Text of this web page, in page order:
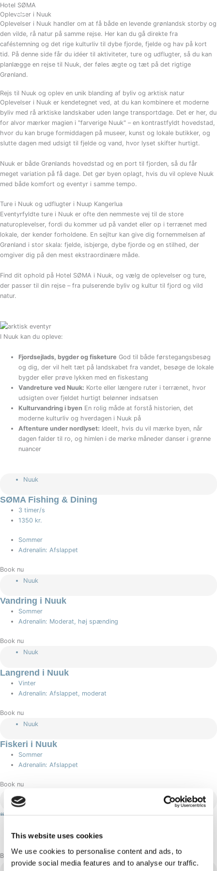
This website uses cookies
We use cookies to personalise content and ads, to
provide social media features and to analyse our traffic.
Gå
til
indholdet
Hotel SØMA
Oplevelser i Nuuk
Oplevelser i Nuuk handler om at få både en levende grønlandsk storby og
den vilde, rå natur på samme rejse. Her kan du gå direkte fra
caféstemning og det rige kulturliv til dybe fjorde, fjelde og hav på kort
tid. På denne side får du idéer til aktiviteter, ture og udflugter, så du kan
planlægge en rejse til Nuuk, der føles ægte og tæt på det rigtige
Grønland.
Rejs til Nuuk og oplev en unik blanding af byliv og arktisk natur
Oplevelser i Nuuk er kendetegnet ved, at du kan kombinere et moderne
byliv med rå arktiske landskaber uden lange transportdage. Det er her, du
for alvor mærker magien i "farverige Nuuk" – en kontrastfyldt hovedstad,
hvor du kan bruge formiddagen på museer, kunst og lokale butikker, og
slutte dagen med udsigt til fjelde og vand, hvor lyset skifter hurtigt.
Nuuk er både Grønlands hovedstad og en port til fjorden, så du får
meget variation på få dage. Det gør byen oplagt, hvis du vil opleve Nuuk
med både komfort og eventyr i samme tempo.
Ture i Nuuk og udflugter i Nuup Kangerlua
Eventyrfyldte ture i Nuuk er ofte den nemmeste vej til de store
naturoplevelser, fordi du kommer ud på vandet eller op i terrænet med
lokale, der kender forholdene. En sejltur kan give dig fornemmelsen af
Grønland i stor skala: fjelde, isbjerge, dybe fjorde og en stilhed, der
omgiver dig på den mest ekstraordinære måde.
Find dit ophold på Hotel SØMA i Nuuk, og vælg de oplevelser og ture,
der passer til din rejse – fra pulserende byliv og kultur til fjord og vild
natur.
I Nuuk kan du opleve:
Fjordsejlads, bygder og fisketure God til både førstegangsbesøg
og dig, der vil helt tæt på landskabet fra vandet, besøge de lokale
bygder eller prøve lykken med en fiskestang
Vandreture ved Nuuk: Korte eller længere ruter i terrænet, hvor
udsigten over fjeldet hurtigt belønner indsatsen
Kulturvandring i byen En rolig måde at forstå historien, det
moderne kulturliv og hverdagen i Nuuk på
Aftenture under nordlyset: Ideelt, hvis du vil mærke byen, når
dagen falder til ro, og himlen i de mørke måneder danser i grønne
nuancer
Nuuk
SØMA Fishing & Dining
3 timer/s
1350 kr.
Sommer
Adrenalin: Afslappet
Book nu
Nuuk
Vandring i Nuuk
Sommer
Adrenalin: Moderat, høj spænding
Book nu
Nuuk
Langrend i Nuuk
Vinter
Adrenalin: Afslappet, moderat
Book nu
Nuuk
Fiskeri i Nuuk
Sommer
Adrenalin: Afslappet
Book nu
Nuuk
“Sea Safari in Nuuk” — Hotel SØMA
Adrenalin: Moderat
Book nu
Nuuk